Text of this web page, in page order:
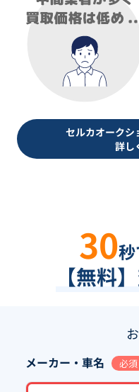
セルカオークシ
詳し
30
【無料
メーカー・車名 必須